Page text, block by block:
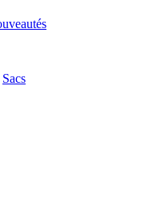
Sacs